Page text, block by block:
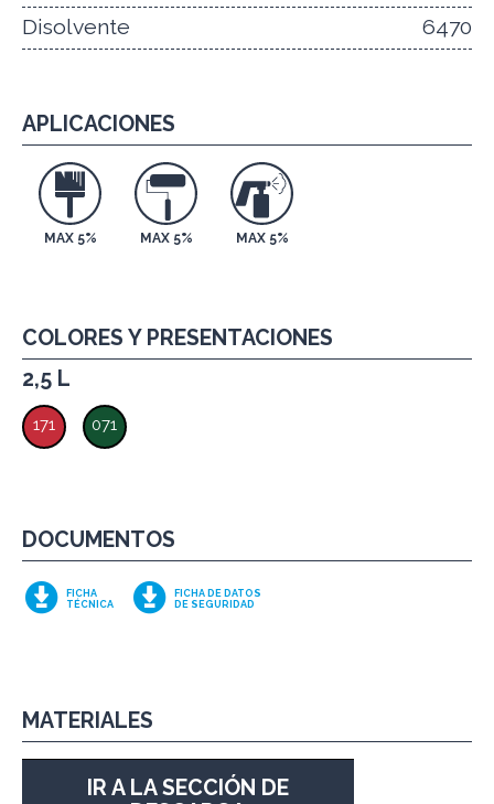
COLORES Y PRESENTACIONES
2,5 L
171 071
DOCUMENTOS
FICHA
TÉCNICA
FICHA DE DATOS
DE SEGURIDAD
MATERIALES
IR A LA SECCIÓN DE
Disolvente
6470
APLICACIONES
MAX 5% MAX 5% MAX 5%